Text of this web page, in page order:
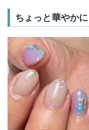
ちょっと華やか